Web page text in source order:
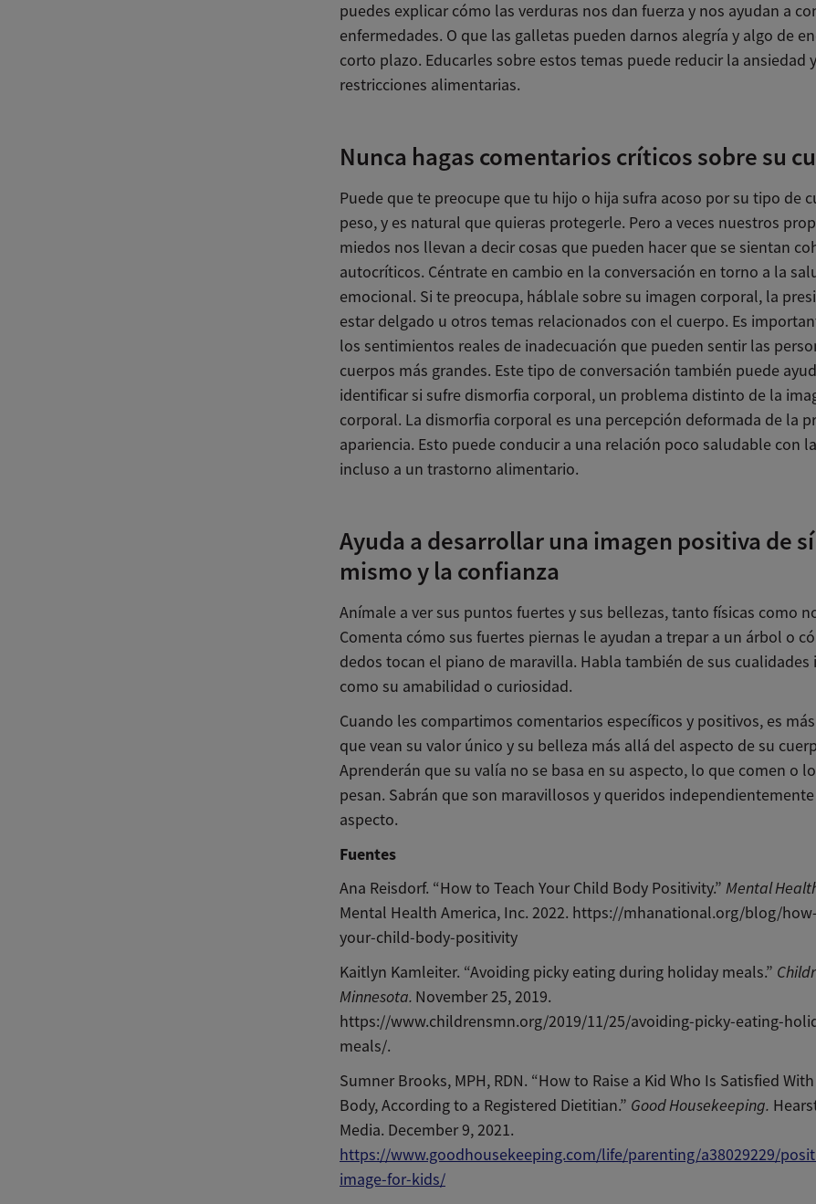
puedes explicar cómo las verduras nos dan fuerza y nos ayudan a
enfermedades. O que las galletas pueden darnos alegría y algo de
corto plazo. Educarles sobre estos temas puede reducir la ansiedad
restricciones alimentarias.
Nunca hagas comentarios críticos sobre su
Puede que te preocupe que tu hijo o hija sufra acoso por su tipo de
peso, y es natural que quieras protegerle. Pero a veces nuestros
miedos nos llevan a decir cosas que pueden hacer que se sientan
autocríticos. Céntrate en cambio en la conversación en torno a la
emocional. Si te preocupa, háblale sobre su imagen corporal, la
estar delgado u otros temas relacionados con el cuerpo. Es
los sentimientos reales de inadecuación que pueden sentir las
cuerpos más grandes. Este tipo de conversación también puede
identificar si sufre dismorfia corporal, un problema distinto de la
corporal. La dismorfia corporal es una percepción deformada de la
apariencia. Esto puede conducir a una relación poco saludable con
incluso a un trastorno alimentario.
Ayuda a desarrollar una imagen positiva de sí
mismo y la confianza
Anímale a ver sus puntos fuertes y sus bellezas, tanto físicas como
Comenta cómo sus fuertes piernas le ayudan a trepar a un árbol o
dedos tocan el piano de maravilla. Habla también de sus cualidades
como su amabilidad o curiosidad.
Cuando les compartimos comentarios específicos y positivos, es
que vean su valor único y su belleza más allá del aspecto de su
Aprenderán que su valía no se basa en su aspecto, lo que comen o
pesan. Sabrán que son maravillosos y queridos
aspecto.
Fuentes
Ana Reisdorf. “How to Teach Your Child Body Positivity.” Mental
Mental Health America, Inc. 2022. https://mhanational.org/blog/
your-child-body-positivity
Kaitlyn Kamleiter. “Avoiding picky eating during holiday meals.”
Minnesota. November 25, 2019.
https://www.childrensmn.org/2019/11/25/avoiding-picky-eating-
meals/.
Sumner Brooks, MPH, RDN. “How to Raise a Kid Who Is Satisfied
Body, According to a Registered Dietitian.” Good Housekeeping.
Media. December 9, 2021.
https://www.goodhousekeeping.com/life/parenting/a38029229/
image-for-kids/